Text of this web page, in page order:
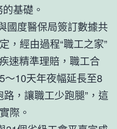
基礎。
國度醫保局簽訂數據共
，經由過程“職工之家”
速精準理賠，職工合
～10天年夜幅延長至8
，讓職工少跑腿”，這
際。